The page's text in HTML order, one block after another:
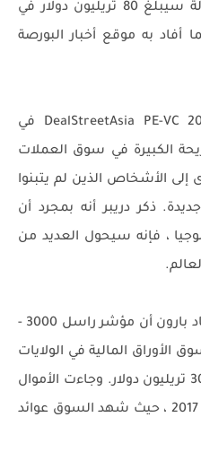
القيمة السوقية للعملة المبتذلة سيبلغ 80 تريليون دولار في
في حديثه في مؤتمر قمة DealStreetAsia PE-VC 2018 في
الكبيرة في سوق العملات
إلى الأشخاص الذين لم يتبنوا
ذكر دريبر أنه بمجرد أن
، فإنه سيحول العديد من
في كانون الثاني / يناير 2018 ، أفاد بارون أن مؤشر راسل 3000 -
من سوق الأوراق المالية في الولايات
المتحدة بأسرها - كان يساوي 30 تريليون دولار. وجاءت الأموال
"المذهلة" بعد عام ناجح في عام 2017 ، حيث شهد السوق عوائد